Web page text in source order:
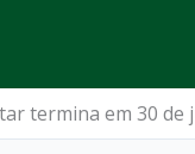
termina em 30 de